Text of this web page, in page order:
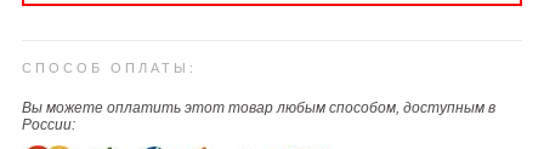
СПОСОБ ОПЛАТЫ:
Вы можете оплатить этот товар любым способом, доступным в
России: